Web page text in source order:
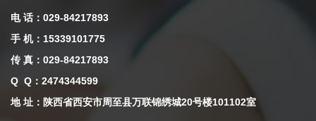
电 话：029-84217893
手 机：15339101775
传 真：029-84217893
Q Q ： 2474344599
地 址：陕西省西安市周至县万联锦绣城20号楼101102室